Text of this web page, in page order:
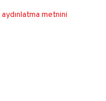
aydınlatma metnini